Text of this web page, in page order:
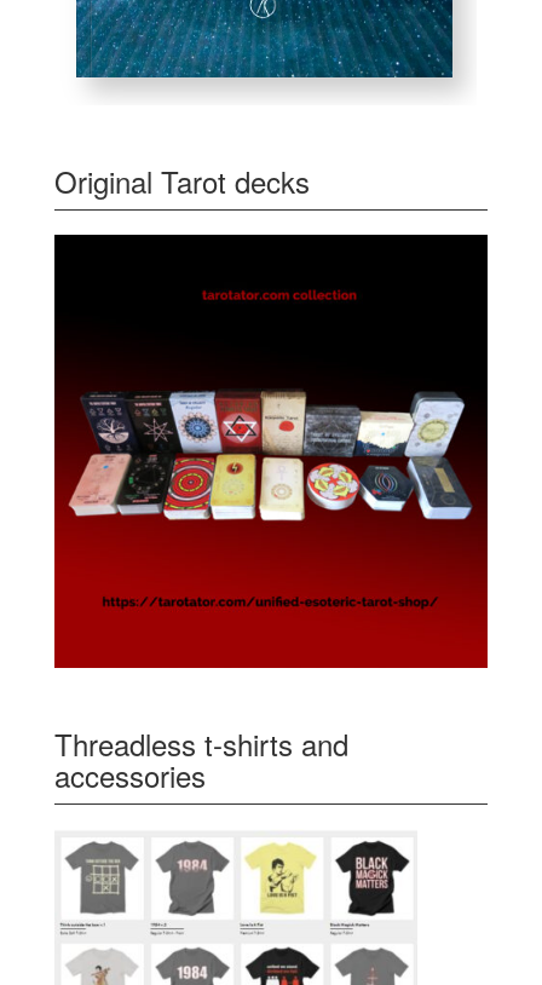
Original Tarot decks
Threadless t-shirts and
accessories